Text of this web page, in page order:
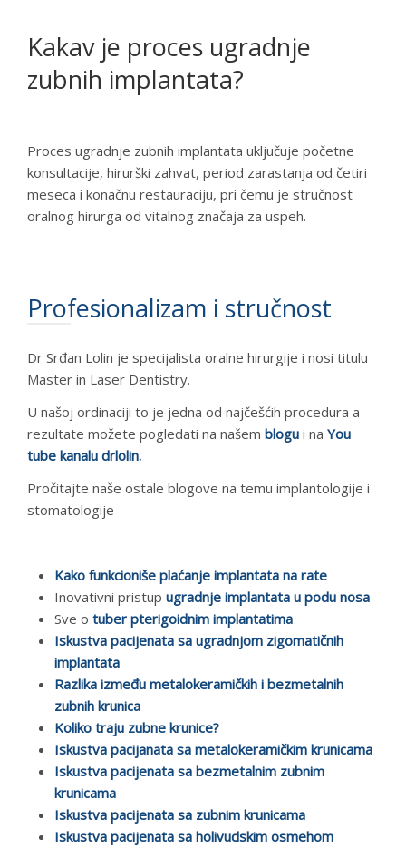
Kakav je proces ugradnje
zubnih implantata?
Proces ugradnje zubnih implantata uključuje početne
konsultacije, hirurški zahvat, period zarastanja od četiri
meseca i konačnu restauraciju, pri čemu je stručnost
oralnog hirurga od vitalnog značaja za uspeh.
Profesionalizam i stručnost
Dr Srđan Lolin je specijalista oralne hirurgije i nosi titulu
Master in Laser Dentistry.
U našoj ordinaciji to je jedna od najčešćih procedura a
rezultate možete pogledati na našem blogu i na You
tube kanalu drlolin.
Pročitajte naše ostale blogove na temu implantologije i
stomatologije
Kako funkcioniše plaćanje implantata na rate
Inovativni pristup ugradnje implantata u podu nosa
Sve o tuber pterigoidnim implantatima
Iskustva pacijenata sa ugradnjom zigomatičnih
implantata
Razlika između metalokeramičkih i bezmetalnih
zubnih krunica
Koliko traju zubne krunice?
Iskustva pacijanata sa metalokeramičkim krunicama
Iskustva pacijenata sa bezmetalnim zubnim
krunicama
Iskustva pacijenata sa zubnim krunicama
Iskustva pacijenata sa holivudskim osmehom